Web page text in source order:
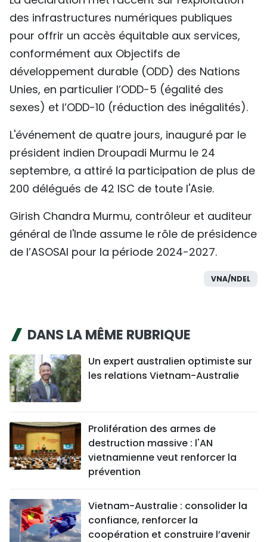
des infrastructures numériques publiques
pour offrir un accès équitable aux services,
conformément aux Objectifs de
développement durable (ODD) des Nations
Unies, en particulier l’ODD-5 (égalité des
sexes) et l’ODD-10 (réduction des inégalités).
L'événement de quatre jours, inauguré par le
président indien Droupadi Murmu le 24
septembre, a attiré la participation de plus de
200 délégués de 42 ISC de toute l'Asie.
Girish Chandra Murmu, contrôleur et auditeur
général de l'Inde assume le rôle de présidence
de l’ASOSAI pour la période 2024-2027.
VNA/NDEL
DANS LA MÊME RUBRIQUE
Un expert australien optimiste sur
les relations Vietnam-Australie
Prolifération des armes de
destruction massive : l'AN
vietnamienne veut renforcer la
prévention
Vietnam-Australie : consolider la
confiance, renforcer la
coopération et construire l’avenir